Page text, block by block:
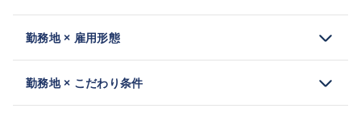
勤務地 × 雇用形態
勤務地 × こだわり条件